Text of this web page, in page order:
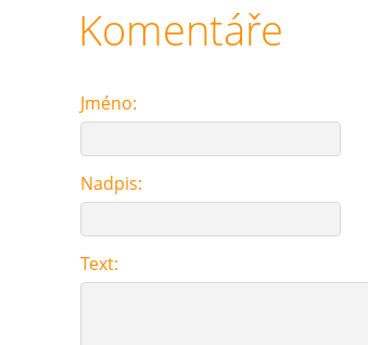
Komentáře
Jméno:
Nadpis:
Text: